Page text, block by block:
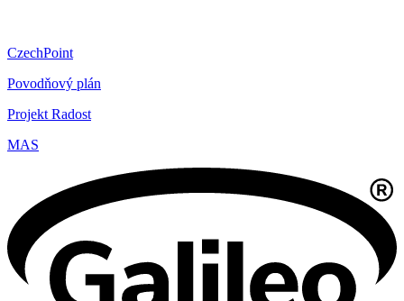
CzechPoint
Povodňový plán
Projekt Radost
MAS